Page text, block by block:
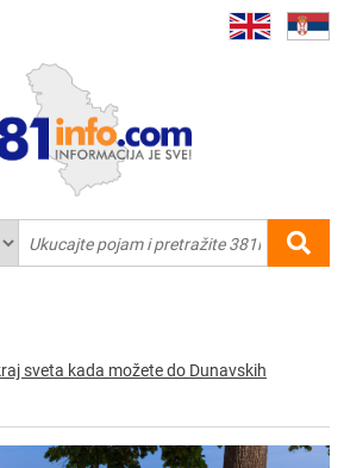
sveta kada možete do Dunavskih